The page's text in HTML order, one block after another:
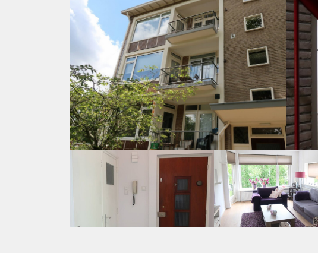
Hal met toegang tot alle ruimtes van de woning. Links de
inbouwapparatuur, een wasmachine en een droogtrommel. Via de
voorzijde van de woning.
Rechts de badkamer met ligbad, wastafelmeubel en
Rechtsaf een ruime slaapkamer van 4 x 3,80 meter met
aan de achterzijde van de woning.
Rechtdoor de ruime woonkamer van 10,5 x 3,75m. De
eethoek en een comfortabel zitgedeelte. De woonkamer geeft
aan de keuken en het balkon aan de achterzijde aan de
In het souterrain is een riante berging van ca. 20m2. Deze is
het appartementengebouw op straatniveau. Hierdoor stal je
- De woning is meest geschikt voor een werkend (expat) persoon
- Roken is verboden,
- Huisdieren zijn niet toegestaan, een klein huisdier (geen honden)
- Verwarming d.m.v. blokverwarming, eigen
- Voorschotnota gas, elektra, water, tv en internet bedraagt €215, -
- Gunning is voorbehouden aan de verhuurder.